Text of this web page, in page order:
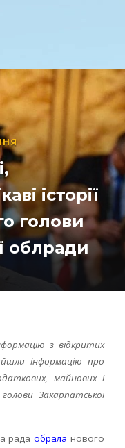
історії
голови
облради
з відкритих
інформацію про
майнових і
Закарпатської
радаобрала нового